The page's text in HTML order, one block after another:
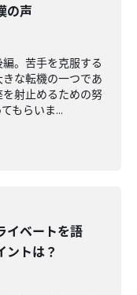
の声
。苦手を克服する
な転機の一つであ
射止めるための努
もらいま...
イベートを語
ントは？